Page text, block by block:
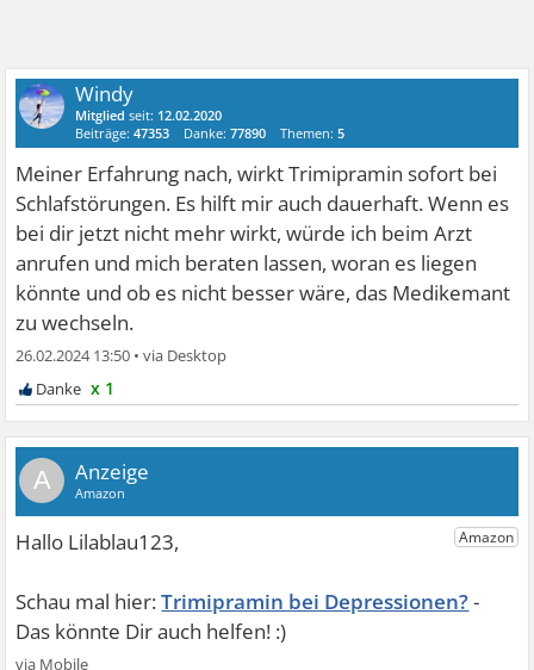
Windy
Mitglied seit: 12.02.2020
Beiträge:47353 Danke:77890 Themen:5
Meiner Erfahrung nach, wirkt Trimipramin sofort bei
Schlafstörungen. Es hilft mir auch dauerhaft. Wenn es
bei dir jetzt nicht mehr wirkt, würde ich beim Arzt
anrufen und mich beraten lassen, woran es liegen
könnte und ob es nicht besser wäre, das Medikemant
zu wechseln.
26.02.2024 13:50 •
x 1
A
Trimipramin bei Depressionen?